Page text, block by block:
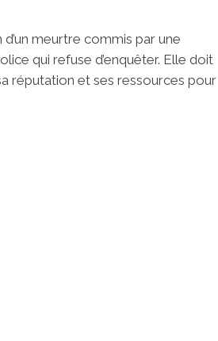
meurtre commis par une
qui refuse d’enquêter. Elle doit
réputation et ses ressources pour